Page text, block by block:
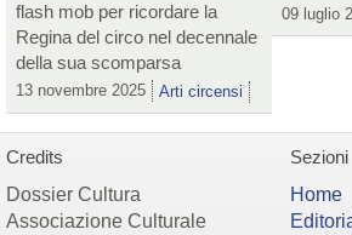
flash mob per ricordare la
Regina del circo nel decennale
della sua scomparsa
13 novembre 2025 Arti circensi
09 luglio
Credits
Dossier Cultura
Associazione Culturale
Sezioni
Home